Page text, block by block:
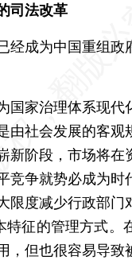
司法改革
成为中国重组政
家治理体系现代
由社会发展的客观
新阶段，市场将在
竞争就势必成为时
限度减少行政部门
特征的管理方式。
，但也很容易导致